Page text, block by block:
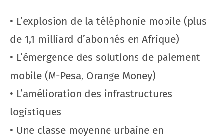
• L’explosion de la téléphonie mobile (plus
de 1,1 milliard d’abonnés en Afrique)
• L’émergence des solutions de paiement
mobile (M-Pesa, Orange Money)
• L’amélioration des infrastructures
logistiques
• Une classe moyenne urbaine en